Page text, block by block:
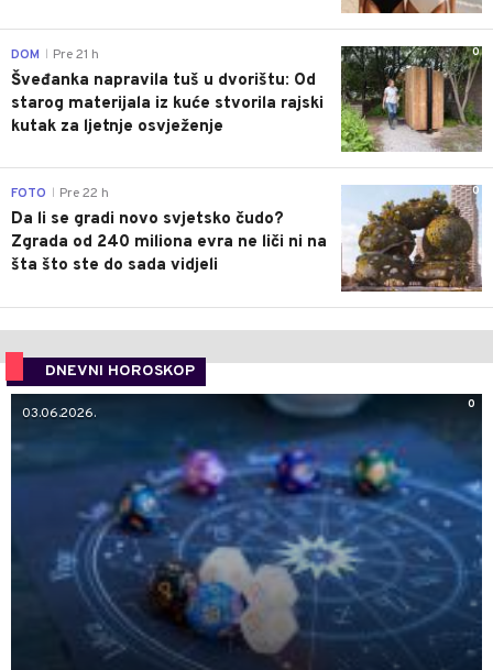
0
DOM Pre 21 h
Šveđanka napravila tuš u dvorištu: Od
starog materijala iz kuće stvorila rajski
kutak za ljetnje osvježenje
0
FOTO Pre 22 h
Da li se gradi novo svjetsko čudo?
Zgrada od 240 miliona evra ne liči ni na
šta što ste do sada vidjeli
DNEVNI HOROSKOP
0
03.06.2026.